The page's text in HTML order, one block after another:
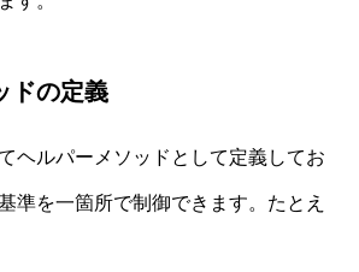
ドの定義
ヘルパーメソッドとして定義してお
準を一箇所で制御できます。たとえ